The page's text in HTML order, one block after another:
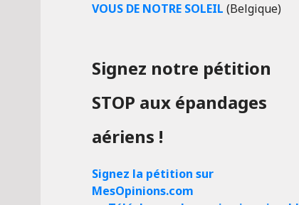
VOUS DE NOTRE SOLEIL (Belgique)
Signez notre pétition
STOP aux épandages
aériens !
Signez la pétition sur
MesOpinions.com